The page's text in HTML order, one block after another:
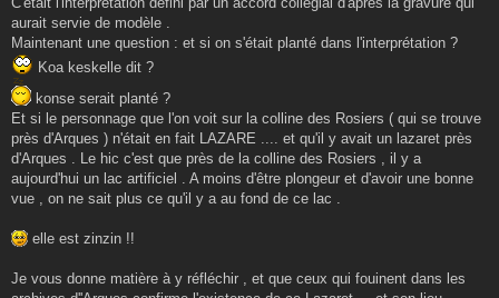
aurait servie de modèle .
Maintenant une question : et si on s'était planté dans l'interprétation ?
Koa keskelle dit ?
konse serait planté ?
Et si le personnage que l'on voit sur la colline des Rosiers ( qui se trouve
près d'Arques ) n'était en fait LAZARE .... et qu'il y avait un lazaret près
d'Arques . Le hic c'est que près de la colline des Rosiers , il y a
aujourd'hui un lac artificiel . A moins d'être plongeur et d'avoir une bonne
vue , on ne sait plus ce qu'il y a au fond de ce lac .
elle est zinzin !!
Je vous donne matière à y réfléchir , et que ceux qui fouinent dans les